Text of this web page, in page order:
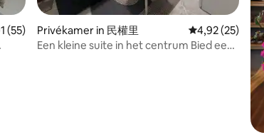
beoordeling van 4,91 op 5, 55 recensies
(55)
Privékamer in 民權里 Gemiddelde
4,92 (25)
Een kleine suite in het centrum Bied een